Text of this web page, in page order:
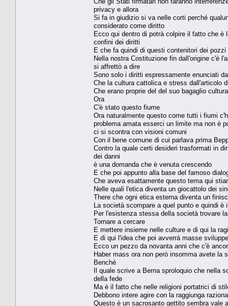
privacy e allora
Si fa in giudizio si va nelle corti perché
considerato come diritto
Ecco qui dentro di potrà colpire il fatto che è
confini dei diritti
E che fa quindi di questi contenitori dei
Nella nostra Costituzione fin dall'origine c'è
si affrettò a dire
Sono solo i diritti espressamente enunciati
Che la cultura cattolica e stress dall'articolo
Che erano proprie del del suo bagaglio
Ora
C'è stato questo fiume
Ora naturalmente questo come tutti i fiumi
problema amata esserci un limite ma non è
ci si scontra con visioni comuni
Con il bene comune di cui parlava prima
Contro la quale certi desideri trasformati in
dei danni
è una domanda che è venuta crescendo
E che poi appunto alla base del famoso
Che aveva esattamente questo tema qui
Nelle quali l'etica diventa un giocattolo dei
There che ogni etica esterna diventa un
La società scompare a quel punto e quindi è
Per l'esistenza stessa della società trovare
Tornare a cercare
E mettere insieme nelle culture e di qui la
E di qui l'idea che poi avverrà masse
Ecco un pezzo da novanta anni che c'è
Haber mass ora non però insomma avete la
Benché
Il quale scrive a Berna sproloquio che nella
della fede
Ma è il fatto che nelle religioni portatrici di
Debbono intere agire con la raggiunga
Questo è un sacrosanto gettito sembra vale